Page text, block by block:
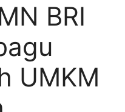
BRI
UMKM